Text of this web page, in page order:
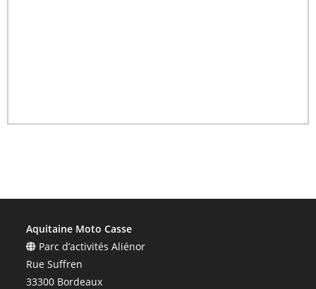
Aquitaine Moto Casse
Parc d’activités Aliénor
Rue Suffren
33300 Bordeaux